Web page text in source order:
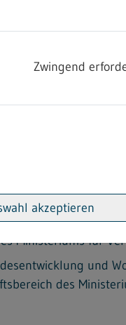
die Festsetzung
die Erhebung
- LVwVGKO)
die
UM – GebVO UM)
über die
und
Ministeriums für
und
des
Zwingend
akzeptieren